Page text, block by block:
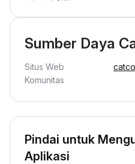
Sumber Daya
Situs Web
Komunitas
Pindai untuk
Aplikasi